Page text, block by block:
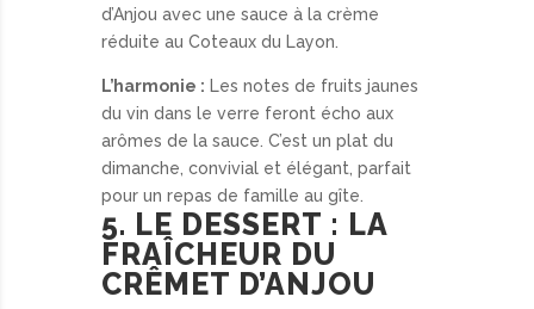
d’Anjou avec une sauce à la crème
réduite au Coteaux du Layon.
L’harmonie : Les notes de fruits jaunes
du vin dans le verre feront écho aux
arômes de la sauce. C’est un plat du
dimanche, convivial et élégant, parfait
pour un repas de famille au gîte.
5. LE DESSERT : LA
FRAÎCHEUR DU
CRÊMET D’ANJOU